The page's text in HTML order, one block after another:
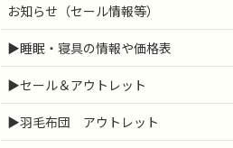
お知らせ（セール情報等）
▶睡眠・寝具の情報や価格表
▶セール＆アウトレット
▶羽毛布団 アウトレット